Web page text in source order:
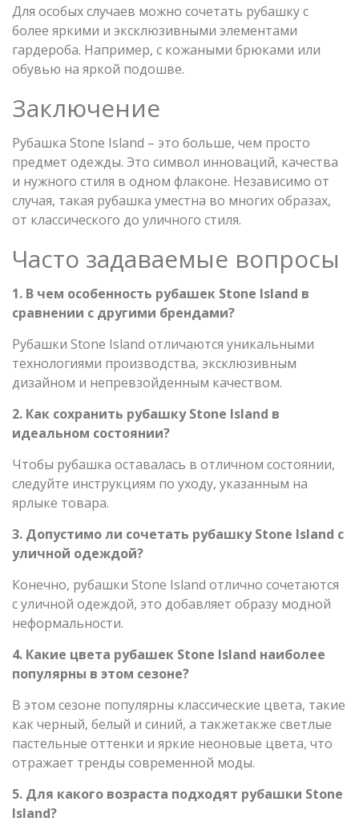
Для особых случаев можно сочетать рубашку с
более яркими и эксклюзивными элементами
гардероба. Например, с кожаными брюками или
обувью на яркой подошве.
Заключение
Рубашка Stone Island – это больше, чем просто
предмет одежды. Это символ инноваций, качества
и нужного стиля в одном флаконе. Независимо от
случая, такая рубашка уместна во многих образах,
от классического до уличного стиля.
Часто задаваемые вопросы
1. В чем особенность рубашек Stone Island в
сравнении с другими брендами?
Рубашки Stone Island отличаются уникальными
технологиями производства, эксклюзивным
дизайном и непревзойденным качеством.
2. Как сохранить рубашку Stone Island в
идеальном состоянии?
Чтобы рубашка оставалась в отличном состоянии,
следуйте инструкциям по уходу, указанным на
ярлыке товара.
3. Допустимо ли сочетать рубашку Stone Island с
уличной одеждой?
Конечно, рубашки Stone Island отлично сочетаются
с уличной одеждой, это добавляет образу модной
неформальности.
4. Какие цвета рубашек Stone Island наиболее
популярны в этом сезоне?
В этом сезоне популярны классические цвета, такие
как черный, белый и синий, а такжетакже светлые
пастельные оттенки и яркие неоновые цвета, что
отражает тренды современной моды.
5. Для какого возраста подходят рубашки Stone
Island?